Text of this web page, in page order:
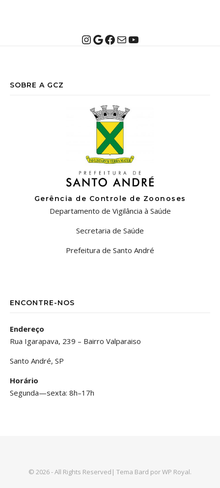
Instagram
Google
Facebook
E-mailYoutube
SOBRE A GCZ
Gerência de Controle de Zoonoses
Departamento de Vigilância à Saúde
Secretaria de Saúde
Prefeitura de Santo André
ENCONTRE-NOS
Endereço
Rua Igarapava, 239 – Bairro Valparaiso
Santo André, SP
Horário
Segunda—sexta: 8h–17h
© 2026 - All Rights Reserved| Tema Bard porWP Royal.